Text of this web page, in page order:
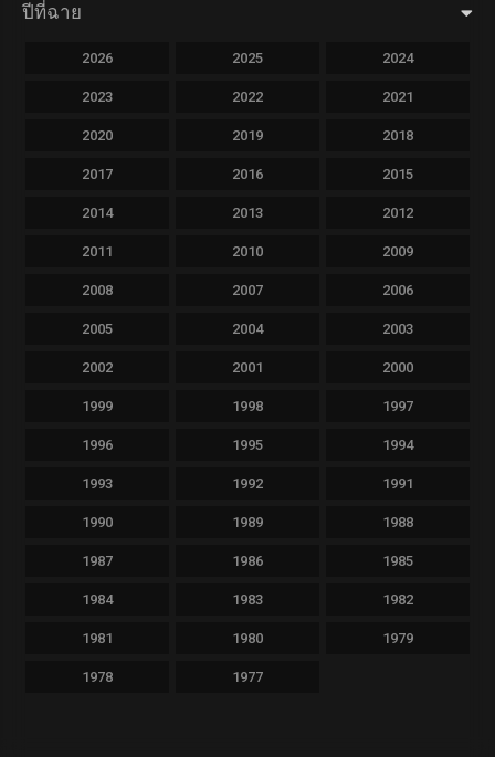
ปีที่ฉาย
2026 2025 2024
2023 2022 2021
2020 2019 2018
2017 2016 2015
2014 2013 2012
2011 2010 2009
2008 2007 2006
2005 2004 2003
2002 2001 2000
1999 1998 1997
1996 1995 1994
1993 1992 1991
1990 1989 1988
1987 1986 1985
1984 1983 1982
1981 1980 1979
1978 1977